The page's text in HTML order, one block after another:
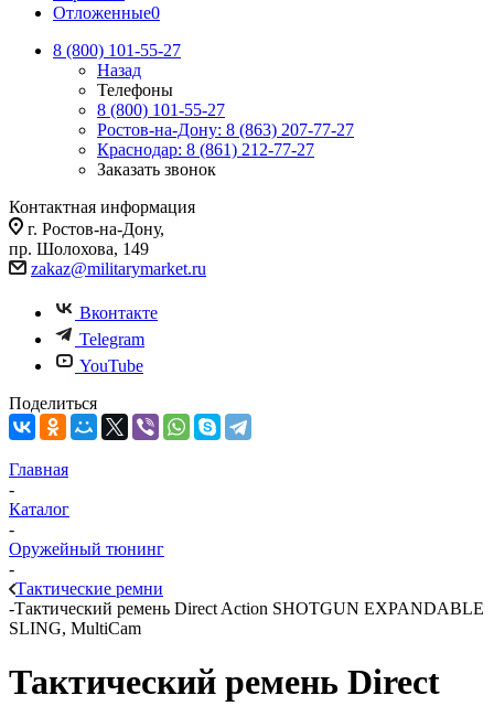
Отложенные0
8 (800) 101-55-27
Назад
Телефоны
8 (800) 101-55-27
Ростов-на-Дону: 8 (863) 207-77-27
Краснодар: 8 (861) 212-77-27
Заказать звонок
Контактная информация
г. Ростов-на-Дону,
пр. Шолохова, 149
zakaz@militarymarket.ru
Вконтакте
Telegram
YouTube
Поделиться
Главная
-
Каталог
-
Оружейный тюнинг
-
Тактические ремни
-Тактический ремень Direct Action SHOTGUN EXPANDABLE
SLING, MultiCam
Тактический ремень Direct